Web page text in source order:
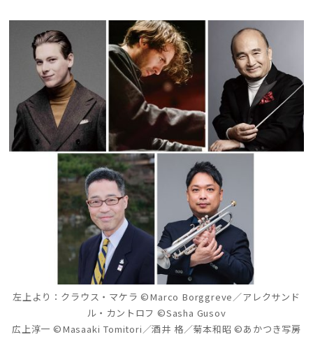
左上より：クラウス・マケラ ©Marco Borggreve／アレクサンド
ル・カントロフ ©Sasha Gusov
広上淳一 ©Masaaki Tomitori／酒井 格／菊本和昭 ©あかつき写房